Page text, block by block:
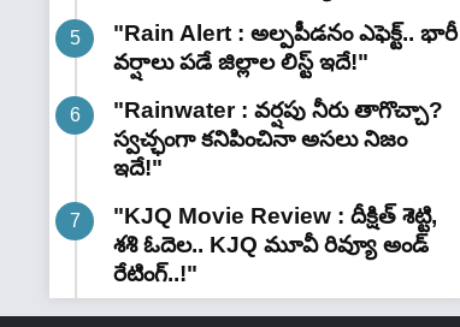
"Rain Alert : అల్పపీడనం ఎఫెక్ట్.. భారీ
వర్షాలు పడే జిల్లాల లిస్ట్ ఇదే!"
"Rainwater : వర్షపు నీరు తాగొచ్చా?
స్వచ్ఛంగా కనిపించినా అసలు నిజం
ఇదే!"
"KJQ Movie Review : దీక్షిత్ శెట్టి,
శశి ఓదెల.. KJQ మూవీ రివ్యూ అండ్
రేటింగ్‌..!"